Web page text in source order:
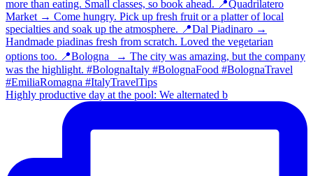
Highly productive day at the pool: We alternated b